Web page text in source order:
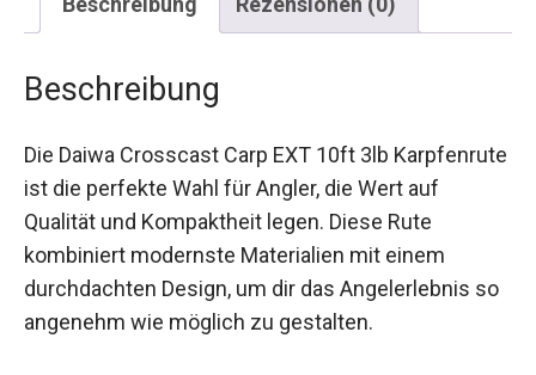
Beschreibung
Karpfenrute ist die perfekte Wahl für Angler, die
Wert auf Qualität und Kompaktheit legen. Diese
Rute kombiniert modernste Materialien mit einem
durchdachten Design, um dir das Angelerlebnis
so angenehm wie möglich zu gestalten.